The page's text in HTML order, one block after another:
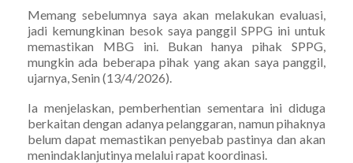
Memang sebelumnya saya akan melakukan evaluasi,
jadi kemungkinan besok saya panggil SPPG ini untuk
memastikan MBG ini. Bukan hanya pihak SPPG,
mungkin ada beberapa pihak yang akan saya panggil,
ujarnya, Senin (13/4/2026).
Ia menjelaskan, pemberhentian sementara ini diduga
berkaitan dengan adanya pelanggaran, namun pihaknya
belum dapat memastikan penyebab pastinya dan akan
menindaklanjutinya melalui rapat koordinasi.